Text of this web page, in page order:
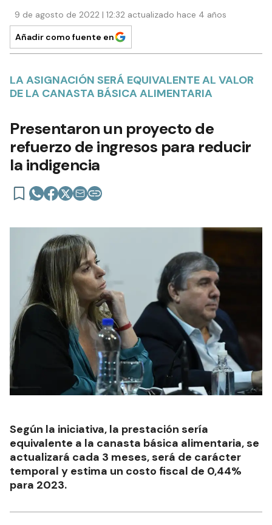
9 de agosto de 2022 | 12:32 actualizado hace 4 años
Añadir como fuente en
LA ASIGNACIÓN SERÁ EQUIVALENTE AL VALOR
DE LA CANASTA BÁSICA ALIMENTARIA
Presentaron un proyecto de
refuerzo de ingresos para reducir
la indigencia
Según la iniciativa, la prestación sería
equivalente a la canasta básica alimentaria, se
actualizará cada 3 meses, será de carácter
temporal y estima un costo fiscal de 0,44%
para 2023.